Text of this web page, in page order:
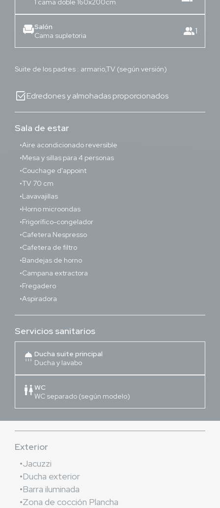
1 cama doble 160x200cm
chairSalón
Cama supletoria
group1
select_check_boxEdredones y almohadas proporcionados
Suite de los padres : armario,TV (según versión)
Sala de estar
Aire acondicionado reversible
Mesa y sillas para 4 personas
Couchage d'appoint
TV 70 cm
Lavavajillas
Horno microondas
Frigorífico-congelador
Cafetera Nespresso
Cafetera de filtro
Bandejas de horno
Campana extractora
Fregadero
Aspiradora
Servicios sanitarios
shower Ducha suite principal
Ducha y lavabo
wcWC
WC separado (según modelo)
Exterior
Jacuzzi
Ducha exterior
Barra iluminada
Zona de cocción Plancha